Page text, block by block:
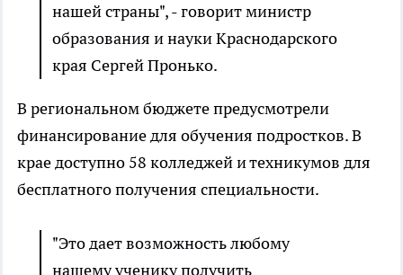
нашей страны", - говорит министр
образования и науки Краснодарского
края Сергей Пронько.
В региональном бюджете предусмотрели
финансирование для обучения подростков. В
крае доступно 58 колледжей и техникумов для
бесплатного получения специальности.
"Это дает возможность любому
нашему ученику получить